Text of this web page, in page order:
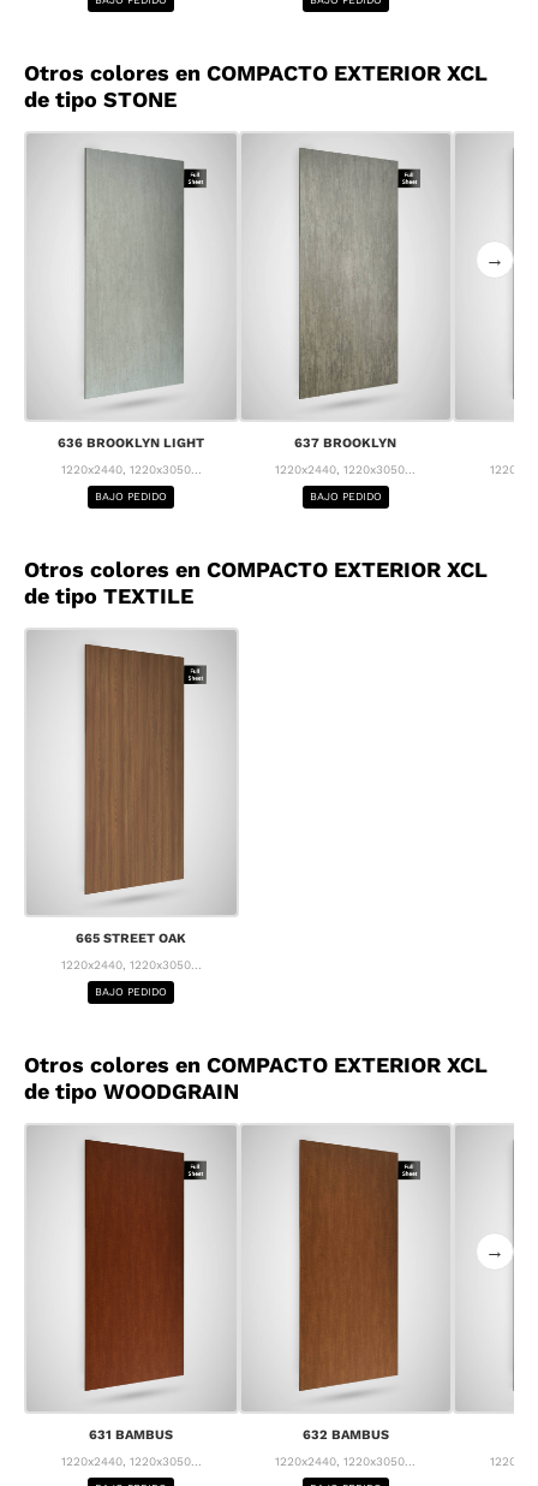
Otros colores en COMPACTO EXTERIOR XCL
de tipo STONE
636 BROOKLYN LIGHT
1220x2440, 1220x3050...
BAJO PEDIDO
637 BROOKLYN
1220x2440, 1220x3050...
BAJO PEDIDO
→
Otros colores en COMPACTO EXTERIOR XCL
de tipo TEXTILE
665 STREET OAK
1220x2440, 1220x3050...
BAJO PEDIDO
Otros colores en COMPACTO EXTERIOR XCL
de tipo WOODGRAIN
631 BAMBUS
1220x2440, 1220x3050...
632 BAMBUS
1220x2440, 1220x3050...
→